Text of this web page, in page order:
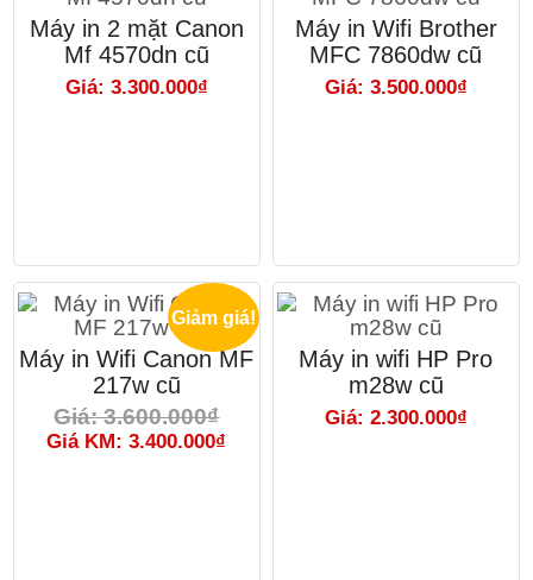
Máy in 2 mặt Canon
Mf 4570dn cũ
Giá: 3.300.000₫
Máy in Wifi Brother
MFC 7860dw cũ
Giá: 3.500.000₫
Giảm giá!
Máy in Wifi Canon MF
217w cũ
Giá: 3.600.000₫
Giá KM: 3.400.000₫
Máy in wifi HP Pro
m28w cũ
Giá: 2.300.000₫